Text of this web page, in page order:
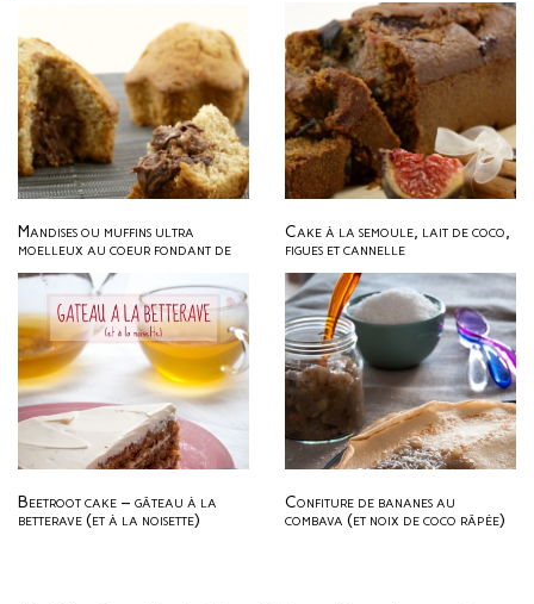
Mandises ou muffins ultra
moelleux au coeur fondant de
Cake à la semoule, lait de coco,
figues et cannelle
Beetroot cake – gâteau à la
betterave (et à la noisette)
Confiture de bananes au
combava (et noix de coco râpée)